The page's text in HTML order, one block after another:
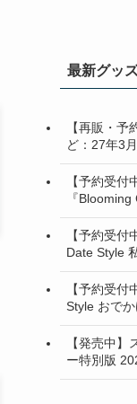
最新グッ
【再販・
ど：27年3
【予約受
『
【予約受
Date Style
【予約受
Style おで
【発売中
ー特別版